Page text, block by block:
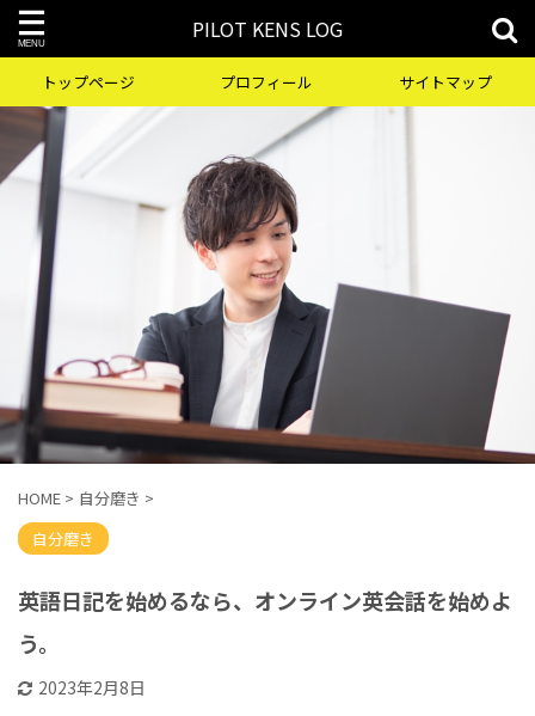
PILOT KENS LOG
トップページ プロフィール サイトマップ
HOME > 自分磨き >
自分磨き
英語日記を始めるなら、オンライン英会話を始めよ
う。
2023年2月8日